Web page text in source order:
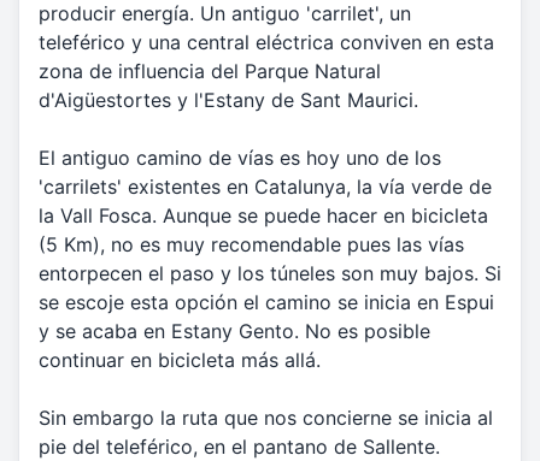
producir energía. Un antiguo 'carrilet', un
teleférico y una central eléctrica conviven en esta
zona de influencia del Parque Natural
d'Aigüestortes y l'Estany de Sant Maurici.
El antiguo camino de vías es hoy uno de los
'carrilets' existentes en Catalunya, la vía verde de
la Vall Fosca. Aunque se puede hacer en bicicleta
(5 Km), no es muy recomendable pues las vías
entorpecen el paso y los túneles son muy bajos. Si
se escoje esta opción el camino se inicia en Espui
y se acaba en Estany Gento. No es posible
continuar en bicicleta más allá.
Sin embargo la ruta que nos concierne se inicia al
pie del teleférico, en el pantano de Sallente.